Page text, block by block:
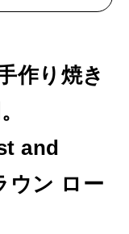
作り焼き
and
ウン ロー